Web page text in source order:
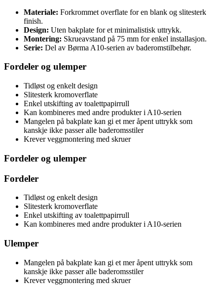
Materiale: Forkrommet overflate for en blank og slitesterk
finish.
Design: Uten bakplate for et minimalistisk uttrykk.
Montering: Skrueavstand på 75 mm for enkel installasjon.
Serie: Del av Børma A10-serien av baderomstilbehør.
Fordeler og ulemper
Tidløst og enkelt design
Slitesterk kromoverflate
Enkel utskifting av toalettpapirrull
Kan kombineres med andre produkter i A10-serien
Mangelen på bakplate kan gi et mer åpent uttrykk som
kanskje ikke passer alle baderomsstiler
Krever veggmontering med skruer
Fordeler og ulemper
Fordeler
Tidløst og enkelt design
Slitesterk kromoverflate
Enkel utskifting av toalettpapirrull
Kan kombineres med andre produkter i A10-serien
Ulemper
Mangelen på bakplate kan gi et mer åpent uttrykk som
kanskje ikke passer alle baderomsstiler
Krever veggmontering med skruer